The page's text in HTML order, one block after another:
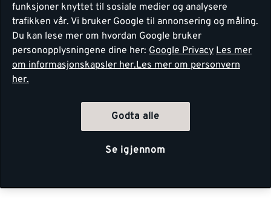
funksjoner knyttet til sosiale medier og analysere
trafikken vår. Vi bruker Google til annonsering og måling.
Du kan lese mer om hvordan Google bruker
personopplysningene dine her: Google Privacy Les mer
om informasjonskapsler her.Les mer om personvern
her.
Godta alle
Se igjennom